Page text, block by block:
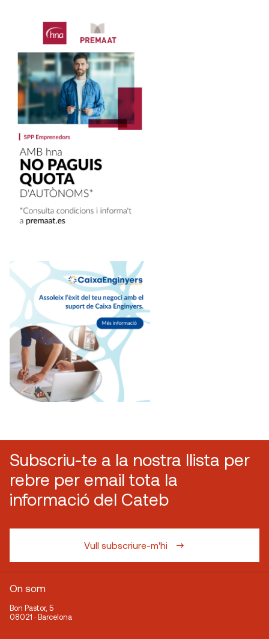
Subscriu-te a la nostra llista per
rebre per email tota la
informació del Cateb
Vull subscriure-m'hi
On som
Bon Pastor, 5
08021 · Barcelona